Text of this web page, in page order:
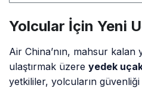
Yolcular İçin Yeni
Air China’nın, mahsur kalan
ulaştırmak üzereyedek
yetkililer, yolcuların